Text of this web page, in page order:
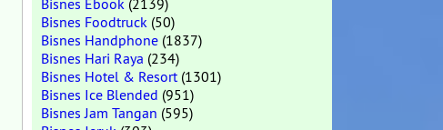
Bisnes Ebook (2139)
Bisnes Foodtruck (50)
Bisnes Handphone (1837)
Bisnes Hari Raya (234)
Bisnes Hotel & Resort(1301)
Bisnes Ice Blended (951)
Bisnes Jam Tangan (595)